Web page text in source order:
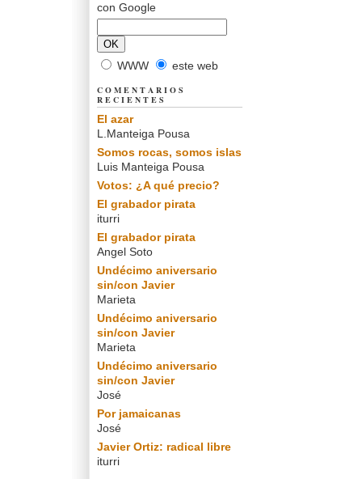
con Google
WWW este web
COMENTARIOS
RECIENTES
El azar
L.Manteiga Pousa
Somos rocas, somos islas
Luis Manteiga Pousa
Votos: ¿A qué precio?
El grabador pirata
iturri
El grabador pirata
Angel Soto
Undécimo aniversario
sin/con Javier
Marieta
Undécimo aniversario
sin/con Javier
Marieta
Undécimo aniversario
sin/con Javier
José
Por jamaicanas
José
Javier Ortiz: radical libre
iturri